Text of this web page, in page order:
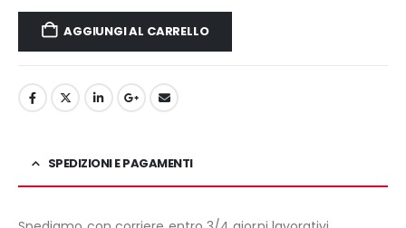
AGGIUNGI AL CARRELLO
SPEDIZIONI E PAGAMENTI